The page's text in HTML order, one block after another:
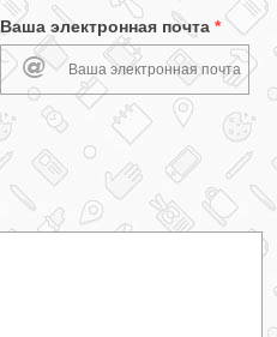
Ваша электронная почта *